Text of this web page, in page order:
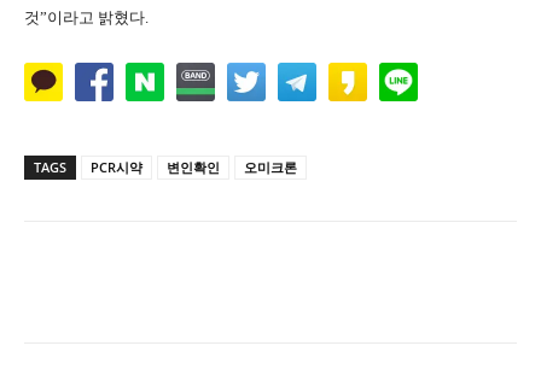
것”이라고 밝혔다.
TAGS PCR시약 변인확인 오미크론